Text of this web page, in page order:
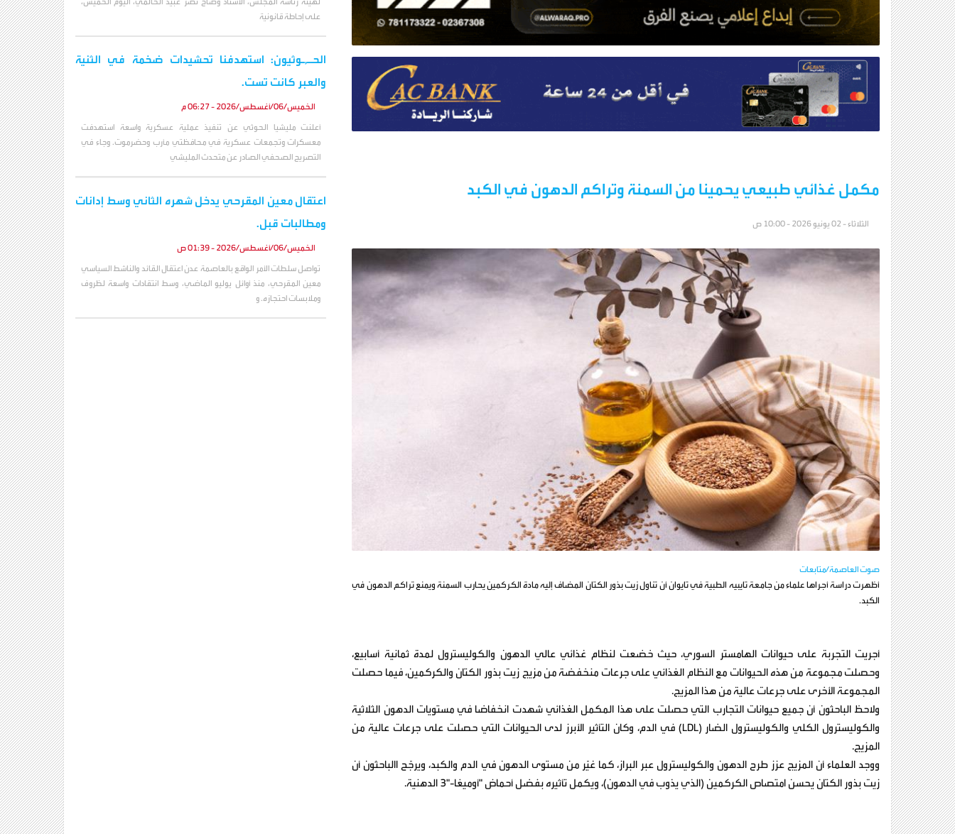
مكمل غذائي طبيعي يحمينا من السمنة وتراكم الدهون في الكبد
الثلاثاء - 02 يونيو 2026 - 10:00 ص
صوت العاصمة/متابعات
أظهرت دراسة أجراها علماء من جامعة تايبيه الطبية في تايوان أن تناول زيت بذور الكتان المضاف إليه مادة الكركمين يحارب السمنة ويمنع تراكم الدهون في
الكبد.
أجريت التجربة على حيوانات الهامستر السوري، حيث خضعت لنظام غذائي عالي الدهون والكوليسترول لمدة ثمانية أسابيع،
وحصلت مجموعة من هذه الحيوانات مع النظام الغذائي على جرعات منخفضة من مزيج زيت بذور الكتان والكركمين، فيما حصلت
المجموعة الأخرى على جرعات عالية من هذا المزيج.
ولاحظ الباحثون أن جميع حيوانات التجارب التي حصلت على هذا المكمل الغذائي شهدت انخفاضا في مستويات الدهون الثلاثية
والكوليسترول الكلي والكوليسترول الضار (LDL) في الدم، وكان التأثير الأبرز لدى الحيوانات التي حصلت على جرعات عالية من
المزيج.
ووجد العلماء أن المزيج عزز طرح الدهون والكوليسترول عبر البراز، كما غيّر من مستوى الدهون في الدم والكبد، ويرجّح االباحثون أن
زيت بذور الكتان يحسن امتصاص الكركمين (الذي يذوب في الدهون)، ويكمل تأثيره بفضل أحماض "أوميغا-"3 الدهنية.
على إحاطة قانونية
الحـ,ـوثيون: استهدفنا تحشيدات ضخمة في الثنية
والعبر كانت تست.
الخميس/06/أغسطس/2026 - 06:27 م
أعلنت مليشيا الحوثي عن تنفيذ عملية عسكرية واسعة استهدفت
معسكرات وتجمعات عسكرية في محافظتي مأرب وحضرموت. وجاء في
التصريح الصحفي الصادر عن متحدث المليشي
اعتقال معين المقرحي يدخل شهره الثاني وسط إدانات
ومطالبات قبل.
الخميس/06/أغسطس/2026 - 01:39 ص
تواصل سلطات الأمر الواقع بالعاصمة عدن اعتقال القائد والناشط السياسي
معين المقرحي، منذ أوائل يوليو الماضي، وسط انتقادات واسعة لظروف
وملابسات احتجازه. و